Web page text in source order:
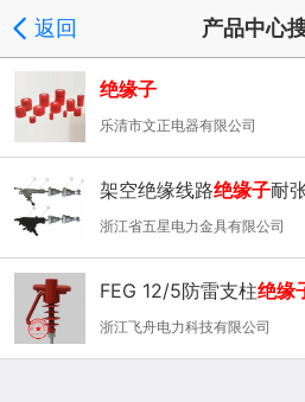
返回 产品中心
绝缘子
乐清市文正电器有限公司
架空绝缘线路绝缘子耐
浙江省五星电力金具有限公司
FEG 12/5防雷支柱绝缘
浙江飞舟电力科技有限公司